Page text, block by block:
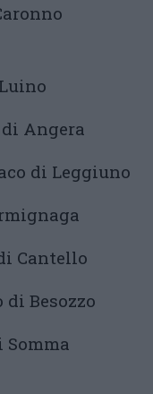
Angera
di Leggiuno
Cantello
Besozzo